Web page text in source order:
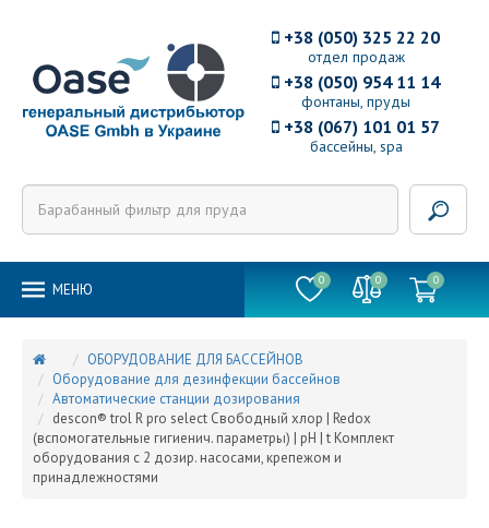
отдел продаж
+38 (050) 325 22 20
фонтаны, пруды
+38 (050) 954 11 14
бассейны, spa
+38 (067) 101 01 57
MEНЮ
0 0 0
ОБОРУДОВАНИЕ ДЛЯ БАССЕЙНОВ
Оборудование для дезинфекции бассейнов
Автоматические станции дозирования
descon® trol R pro select Свободный хлор | Redox
(вспомогательные гигиенич. параметры) | pH | t Комплект
оборудования с 2 дозир. насосами, крепежом и
принадлежностями